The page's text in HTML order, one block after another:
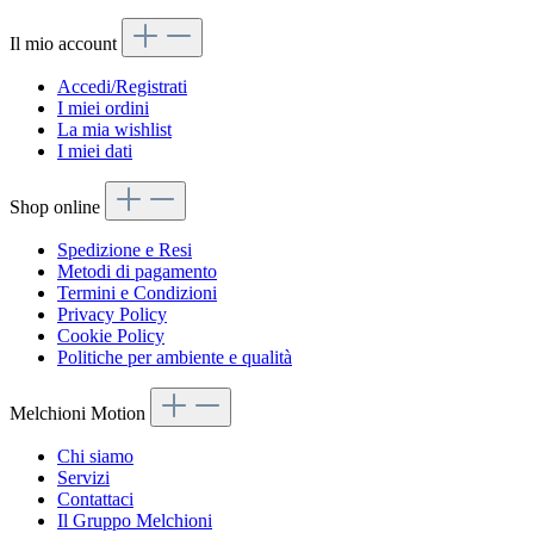
Il mio account
Accedi/Registrati
I miei ordini
La mia wishlist
I miei dati
Shop online
Spedizione e Resi
Metodi di pagamento
Termini e Condizioni
Privacy Policy
Cookie Policy
Politiche per ambiente e qualità
Melchioni Motion
Chi siamo
Servizi
Contattaci
Il Gruppo Melchioni